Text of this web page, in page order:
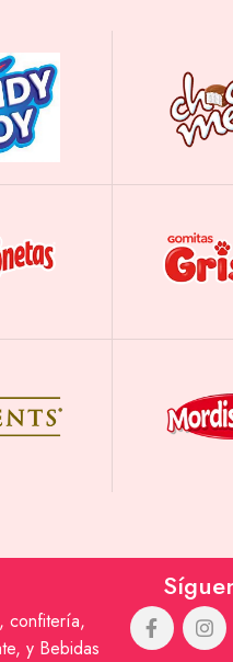
confitería,
y Bebidas